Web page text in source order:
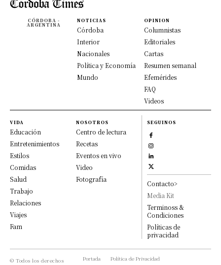
CÓRDOBA -
ARGENTINA
NOTICIAS
Córdoba
Interior
Nacionales
Política y Economía
Mundo
OPINION
Columnistas
Editoriales
Cartas
Resumen semanal
Efemérides
FAQ
Videos
VIDA
Educación
Entretenimientos
Estilos
Comidas
Salud
Trabajo
Relaciones
Viajes
Fam
NOSOTROS
Centro de lectura
Recetas
Eventos en vivo
Video
Fotografía
SEGUINOS
Contacto>
Media Kit
Terminoss &
Condiciones
Políticas de
privacidad
© Todos los derechos
Portada
Política de Privacidad